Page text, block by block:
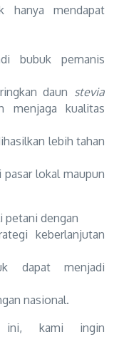
hanya mendapat
bubuk pemanis
daun stevia
menjaga kualitas
lebih tahan
lokal maupun
petani dengan
keberlanjutan
dapat menjadi
nasional.
ini, kami ingin